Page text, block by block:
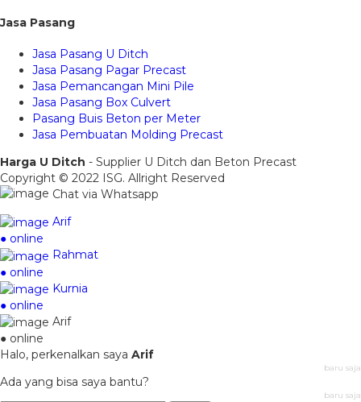
Jasa Pasang
Jasa Pasang U Ditch
Jasa Pasang Pagar Precast
Jasa Pemancangan Mini Pile
Jasa Pasang Box Culvert
Pasang Buis Beton per Meter
Jasa Pembuatan Molding Precast
Harga U Ditch - Supplier U Ditch dan Beton Precast
Copyright © 2022 ISG. Allright Reserved
Chat via Whatsapp
Arif
● online
Rahmat
● online
Kurnia
● online
Arif
● online
Halo, perkenalkan saya Arif
baru saja
Ada yang bisa saya bantu?
baru saja